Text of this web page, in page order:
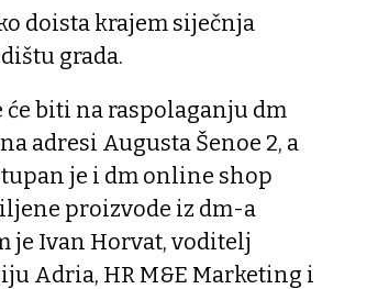
doista krajem siječnja
grada.
biti na raspolaganju dm
adresi Augusta Šenoe 2, a
je i dm online shop
proizvode iz dm-a
je Ivan Horvat, voditelj
Adria, HR M&E Marketing i